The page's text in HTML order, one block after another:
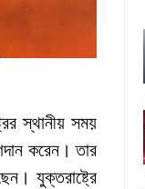
স্থানীয় সময়
করেন। তার
যুক্তরাষ্ট্রে